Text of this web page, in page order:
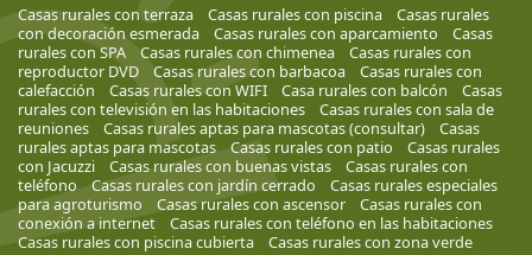
Casas rurales con terraza Casas rurales con piscina
Casas rurales
con decoración esmerada
Casas rurales con aparcamiento
Casas
rurales con SPA
Casas rurales con chimenea
Casas rurales con
reproductor DVD
Casas rurales con barbacoa
Casas rurales con
calefacción
Casas rurales con WIFI Casa rurales con balcón
Casas
rurales con televisión en las habitaciones
Casas rurales con sala de
reuniones
Casas rurales aptas para mascotas (consultar)
Casas
rurales aptas para mascotas
Casas rurales con patio
Casas rurales
con Jacuzzi
Casas rurales con buenas vistas
Casas rurales con
teléfono
Casas rurales con jardín cerrado
Casas rurales especiales
para agroturismo
Casas rurales con ascensor
Casas rurales con
conexión a internet
Casas rurales con teléfono en las habitaciones
Casas rurales con piscina cubierta
Casas rurales con zona verde